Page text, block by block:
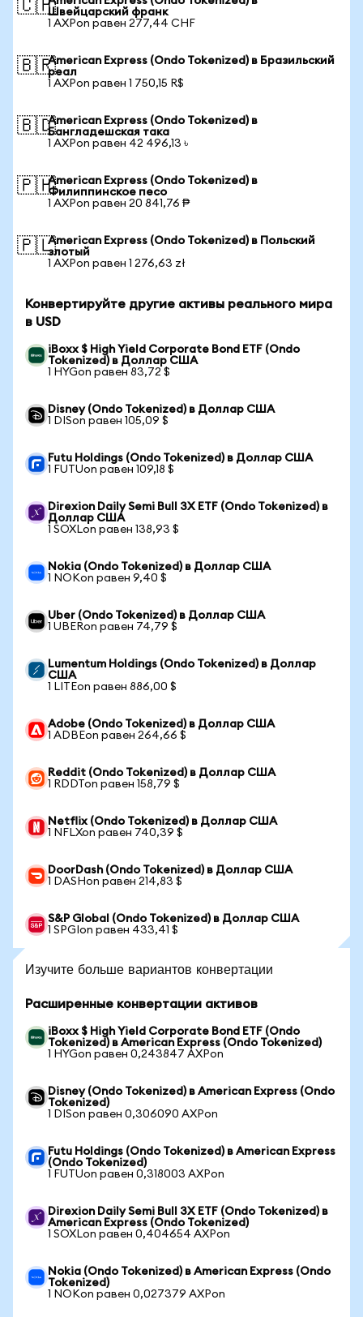
🇨🇭Швейцарский франк
1 AXPon равен 277,44 CHF
🇧🇷American Express (Ondo Tokenized) в Бразильский
реал
1 AXPon равен 1 750,15 R$
🇧🇩American Express (Ondo Tokenized) в
Бангладешская така
1 AXPon равен 42 496,13 ৳
🇵🇭American Express (Ondo Tokenized) в
Филиппинское песо
1 AXPon равен 20 841,76 ₱
🇵🇱American Express (Ondo Tokenized) в Польский
злотый
1 AXPon равен 1 276,63 zł
Конвертируйте другие активы реального мира
в USD
iBoxx $ High Yield Corporate Bond ETF (Ondo
Tokenized) в Доллар США
1 HYGon равен 83,72 $
Disney (Ondo Tokenized) в Доллар США
1 DISon равен 105,09 $
Futu Holdings (Ondo Tokenized) в Доллар США
1 FUTUon равен 109,18 $
Direxion Daily Semi Bull 3X ETF (Ondo Tokenized) в
Доллар США
1 SOXLon равен 138,93 $
Nokia (Ondo Tokenized) в Доллар США
1 NOKon равен 9,40 $
Uber (Ondo Tokenized) в Доллар США
1 UBERon равен 74,79 $
Lumentum Holdings (Ondo Tokenized) в Доллар
США
1 LITEon равен 886,00 $
Adobe (Ondo Tokenized) в Доллар США
1 ADBEon равен 264,66 $
Reddit (Ondo Tokenized) в Доллар США
1 RDDTon равен 158,79 $
Netflix (Ondo Tokenized) в Доллар США
1 NFLXon равен 740,39 $
DoorDash (Ondo Tokenized) в Доллар США
1 DASHon равен 214,83 $
S&P Global (Ondo Tokenized) в Доллар США
1 SPGIon равен 433,41 $
Изучите больше вариантов конвертации
Расширенные конвертации активов
iBoxx $ High Yield Corporate Bond ETF (Ondo
Tokenized) в American Express (Ondo Tokenized)
1 HYGon равен 0,243847 AXPon
Disney (Ondo Tokenized) в American Express (Ondo
Tokenized)
1 DISon равен 0,306090 AXPon
Futu Holdings (Ondo Tokenized) в American Express
(Ondo Tokenized)
1 FUTUon равен 0,318003 AXPon
Direxion Daily Semi Bull 3X ETF (Ondo Tokenized) в
American Express (Ondo Tokenized)
1 SOXLon равен 0,404654 AXPon
Nokia (Ondo Tokenized) в American Express (Ondo
Tokenized)
1 NOKon равен 0,027379 AXPon